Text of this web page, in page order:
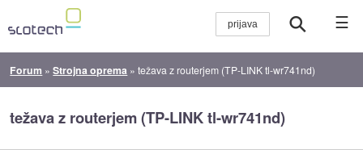
☰
Forum »Strojna oprema »težava z routerjem (TP-LINK tl-wr741nd)
težava z routerjem (TP-LINK tl-wr741nd)